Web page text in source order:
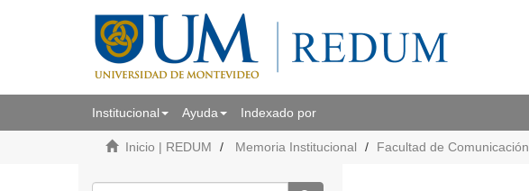
Institucional Ayuda Indexado por
Inicio | REDUM Memoria Institucional Facultad de Comunicación